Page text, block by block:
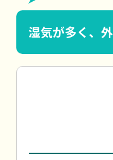
湿気が多く、